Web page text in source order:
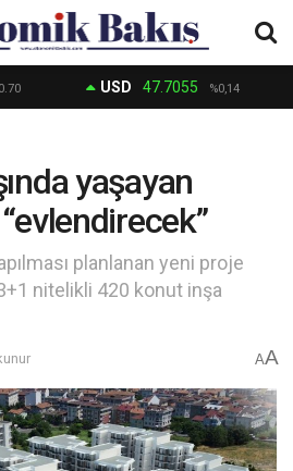
USD 47.7055 %0,14
yaşayan
planlanan yeni proje
nitelikli 420 konut inşa
AA